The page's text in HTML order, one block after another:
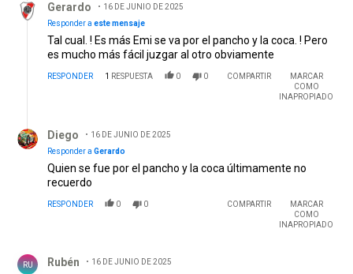
Gerardo
16 DE JUNIO DE 2025
Responder a este mensaje
Tal cual. ! Es más Emi se va por el pancho y la coca. ! Pero
es mucho más fácil juzgar al otro obviamente
RESPONDER 1 RESPUESTA 0 0 COMPARTIR
MARCAR
COMO
INAPROPIADO
Diego
16 DE JUNIO DE 2025
Responder a Gerardo
Quien se fue por el pancho y la coca últimamente no
recuerdo
RESPONDER 0 0 COMPARTIR
MARCAR
COMO
INAPROPIADO
RU Rubén 16 DE JUNIO DE 2025